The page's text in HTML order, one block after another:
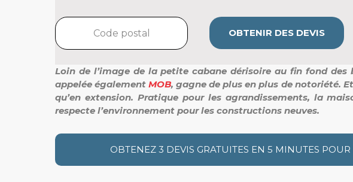
OBTENIR DES DEVIS
Loin de l’image de la petite cabane dérisoire au fin fond
appelée égalementMOB, gagne de plus en plus de notoriété.
qu’en extension. Pratique pour les agrandissements, la
respecte l’environnement pour les constructions neuves.
OBTENEZ 3 DEVIS GRATUITES EN 5 MINUTES